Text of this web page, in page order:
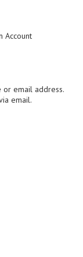
Account
or email address.
email.